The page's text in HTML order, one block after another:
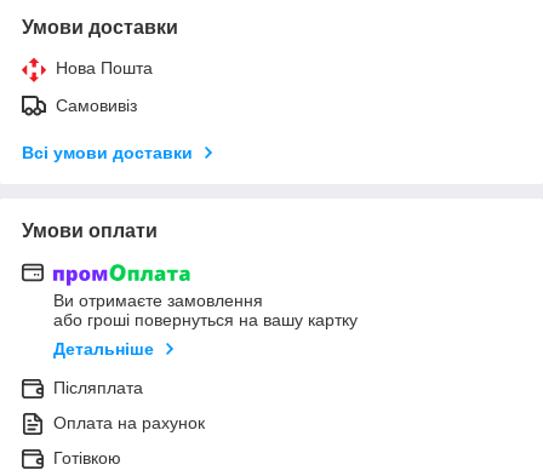
Умови доставки
Нова Пошта
Самовивіз
Всі умови доставки
Умови оплати
Ви отримаєте замовлення
або гроші повернуться на вашу картку
Детальніше
Післяплата
Оплата на рахунок
Готівкою